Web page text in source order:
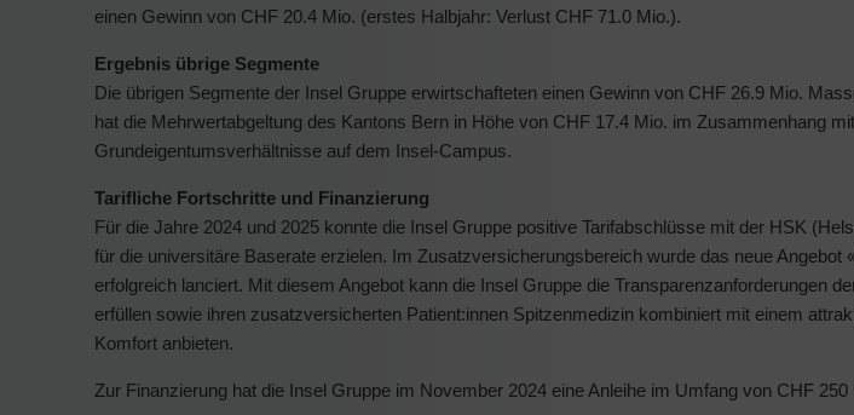
einen Gewinn von CHF 20.4 Mio. (erstes Halbjahr: Verlust CHF 71.0 Mio.).
Ergebnis übrige Segmente
Die übrigen Segmente der Insel Gruppe erwirtschafteten einen Gewinn von CHF 26.9 Mio.
hat die Mehrwertabgeltung des Kantons Bern in Höhe von CHF 17.4 Mio. im Zusammenhang
Grundeigentumsverhältnisse auf dem Insel-Campus.
Tarifliche Fortschritte und Finanzierung
Für die Jahre 2024 und 2025 konnte die Insel Gruppe positive Tarifabschlüsse mit der HSK
für die universitäre Baserate erzielen. Im Zusatzversicherungsbereich wurde das neue Angebot
erfolgreich lanciert. Mit diesem Angebot kann die Insel Gruppe die Transparenzanforderungen
erfüllen sowie ihren zusatzversicherten Patient:innen Spitzenmedizin kombiniert mit einem
Komfort anbieten.
Zur Finanzierung hat die Insel Gruppe im November 2024 eine Anleihe im Umfang von CHF 250